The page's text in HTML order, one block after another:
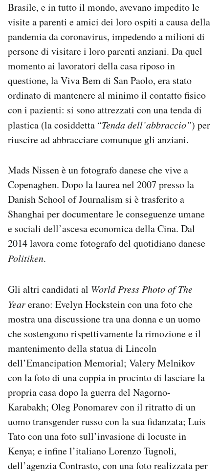
Brasile, e in tutto il mondo, avevano impedito le
visite a parenti e amici dei loro ospiti a causa della
pandemia da coronavirus, impedendo a milioni di
persone di visitare i loro parenti anziani. Da quel
momento ai lavoratori della casa riposo in
questione, la Viva Bem di San Paolo, era stato
ordinato di mantenere al minimo il contatto fisico
con i pazienti: si sono attrezzati con una tenda di
plastica (la cosiddetta “Tenda dell’abbraccio”) per
riuscire ad abbracciare comunque gli anziani.
Mads Nissen è un fotografo danese che vive a
Copenaghen. Dopo la laurea nel 2007 presso la
Danish School of Journalism si è trasferito a
Shanghai per documentare le conseguenze umane
e sociali dell’ascesa economica della Cina. Dal
2014 lavora come fotografo del quotidiano danese
Politiken.
Gli altri candidati al World Press Photo of The
Yearerano: Evelyn Hockstein con una foto che
mostra una discussione tra una donna e un uomo
che sostengono rispettivamente la rimozione e il
mantenimento della statua di Lincoln
dell’Emancipation Memorial; Valery Melnikov
con la foto di una coppia in procinto di lasciare la
propria casa dopo la guerra del Nagorno-
Karabakh; Oleg Ponomarev con il ritratto di un
uomo transgender russo con la sua fidanzata; Luis
Tato con una foto sull’invasione di locuste in
Kenya; e infine l’italiano Lorenzo Tugnoli,
dell’agenzia Contrasto, con una foto realizzata per